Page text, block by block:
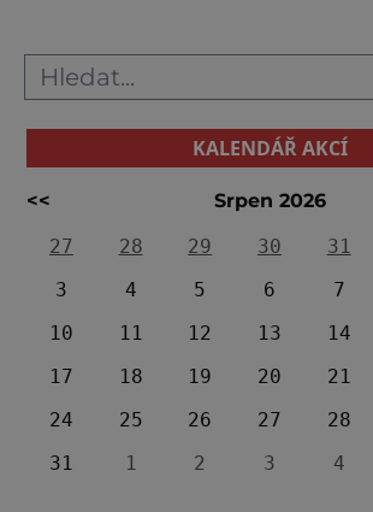
Březolupy, v níž stojí původně
zámek, nyní sí
KALENDÁŘ AKCÍ
<< Srpen 2026
27
28 29 30 31
3
4 5 6 7
10
11 12 13 14
17
18 19 20 21
24
25 26 27 28
31
1 2 3 4